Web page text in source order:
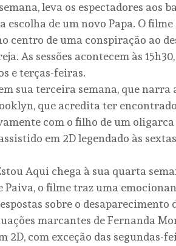
leva os espectadores aos
escolha de um novo Papa. O
centro de uma conspiração ao
As sessões acontecem às
e terças-feiras.
sua terceira semana, que
que acredita ter
com o filho de um oligarca
em 2D legendado às
Aqui chega à sua quarta
Paiva, o filme traz uma
sobre o desaparecimento
marcantes de Fernanda
2D, com exceção das segundas-